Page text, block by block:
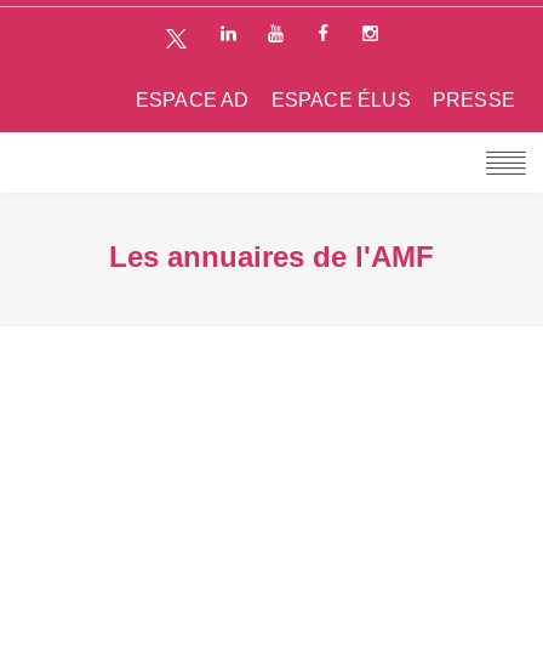
PRESSE
ESPACE ÉLUS
ESPACE AD
Les annuaires de l'AMF